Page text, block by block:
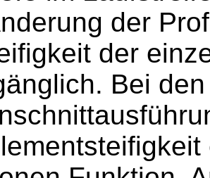
der
der
Bei